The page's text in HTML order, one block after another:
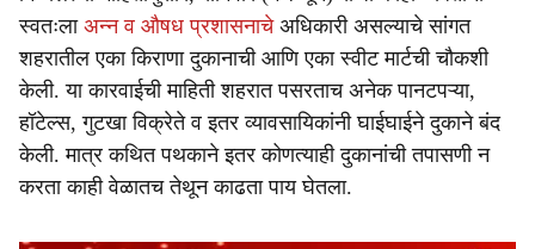
स्वतःला अन्न व औषध प्रशासनाचेअधिकारी असल्याचे सांगत
शहरातील एका किराणा दुकानाची आणि एका स्वीट मार्टची चौकशी
केली. या कारवाईची माहिती शहरात पसरताच अनेक पानटपऱ्या,
हॉटेल्स, गुटखा विक्रेते व इतर व्यावसायिकांनी घाईघाईने दुकाने बंद
केली. मात्र कथित पथकाने इतर कोणत्याही दुकानांची तपासणी न
करता काही वेळातच तेथून काढता पाय घेतला.